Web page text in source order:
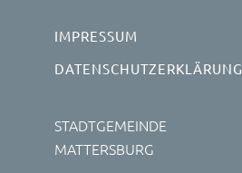
IMPRESSUM
DATENSCHUTZERKLÄRUNG
STADTGEMEINDE
MATTERSBURG